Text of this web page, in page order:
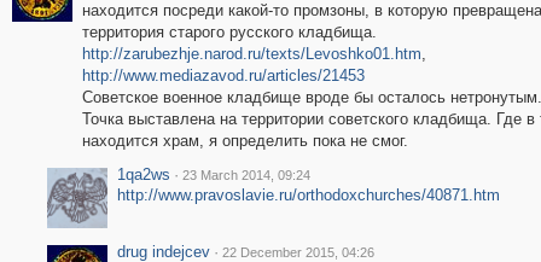
находится посреди какой-то промзоны, в которую превращена
территория старого русского кладбища.
http://zarubezhje.narod.ru/texts/Levoshko01.htm,
http://www.mediazavod.ru/articles/21453
Советское военное кладбище вроде бы осталось нетронутым.
Точка выставлена на территории советского кладбища. Где в
находится храм, я определить пока не смог.
1qa2ws · 23 March 2014, 09:24
http://www.pravoslavie.ru/orthodoxchurches/40871.htm
drug indejcev · 22 December 2015, 04:26